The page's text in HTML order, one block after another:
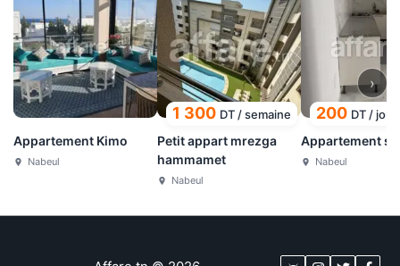
Appartement Kimo
Nabeul
1 300 DT /semaine
Petit appart mrezga
hammamet
Nabeul
200 DT / jour
Appartement
Nabeul
›